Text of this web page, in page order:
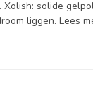
solide
liggen.Lees